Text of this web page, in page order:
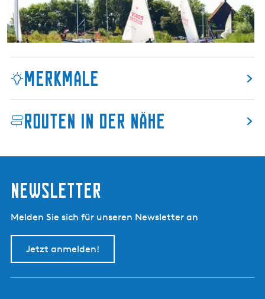
c
a
m
p
g
D
e
Merkmale
Routen in der Nähe
Newsletter
Melden Sie sich für unseren Newsletter an
Jetzt anmelden!